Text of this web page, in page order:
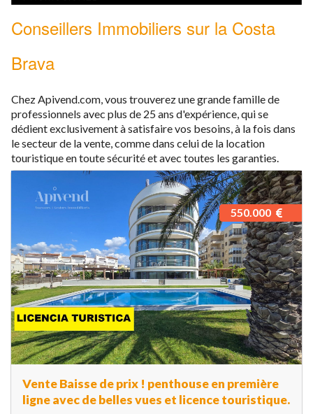
Conseillers Immobiliers sur la Costa
Brava
Chez Apivend.com, vous trouverez une grande famille de
professionnels avec plus de 25 ans d'expérience, qui se
dédient exclusivement à satisfaire vos besoins, à la fois dans
le secteur de la vente, comme dans celui de la location
touristique en toute sécurité et avec toutes les garanties.
Vente Baisse de prix ! penthouse en première
ligne avec de belles vues et licence touristique.
550.000